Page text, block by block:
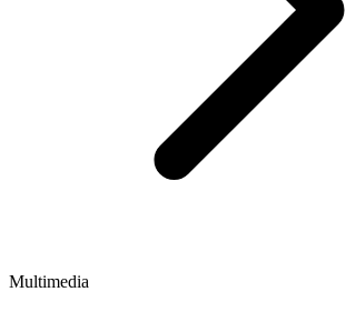
Multimedia